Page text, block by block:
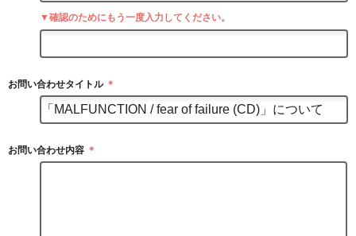
▼確認のためにもう一度入力してください。
お問い合わせタイトル ＊
お問い合わせ内容 ＊